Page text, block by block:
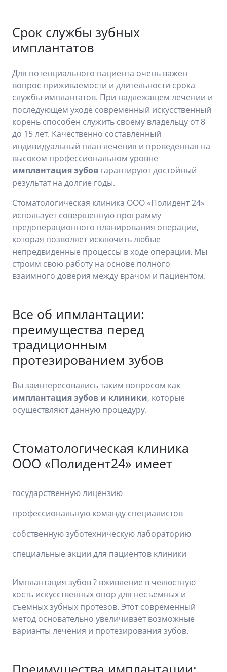
Срок службы зубных
имплантатов
Для потенциального пациента очень важен
вопрос приживаемости и длительности срока
службы имплантатов. При надлежащем лечении и
последующем уходе современный искусственный
корень способен служить своему владельцу от 8
до 15 лет. Качественно составленный
индивидуальный план лечения и проведенная на
высоком профессиональном уровне
имплантация зубов гарантируют достойный
результат на долгие годы.
Стоматологическая клиника ООО «Полидент 24»
использует совершенную программу
предоперационного планирования операции,
которая позволяет исключить любые
непредвиденные процессы в ходе операции. Мы
строим свою работу на основе полного
взаимного доверия между врачом и пациентом.
Все об ипмлантации:
преимущества перед
традиционным
протезированием зубов
Вы заинтересовались таким вопросом как
имплантация зубов и клиники, которые
осуществляют данную процедуру.
Стоматологическая клиника
ООО «Полидент24» имеет
государственную лицензию
профессиональную команду специалистов
собственную зуботехническую лабораторию
специальные акции для пациентов клиники
Имплантация зубов ? вживление в челюстную
кость искусственных опор для несъемных и
съемных зубных протезов. Этот современный
метод основательно увеличивает возможные
варианты лечения и протезирования зубов.